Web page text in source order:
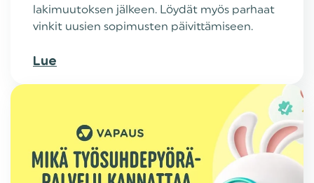
lakimuutoksen jälkeen. Löydät myös parhaat
vinkit uusien sopimusten päivittämiseen.
Lue